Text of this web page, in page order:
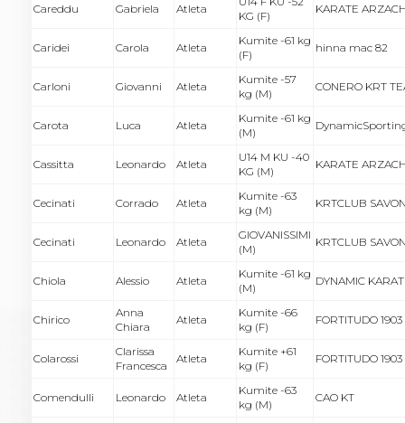
Careddu Gabriela Atleta
KG (F)
KARATE
Caridei Carola Atleta
Kumite -61 kg
(F)
hinna mac 82
Carloni Giovanni Atleta
Kumite -57
kg (M)
CONERO KRT
Carota Luca Atleta
Kumite -61 kg
(M)
Cassitta Leonardo Atleta
U14 M KU -40
KG (M)
KARATE
Cecinati Corrado Atleta
Kumite -63
kg (M)
KRTCLUB
Cecinati Leonardo Atleta
GIOVANISSIMI
(M)
KRTCLUB
Chiola Alessio Atleta
Kumite -61 kg
(M)
DYNAMIC
Chirico
Anna
Chiara
Atleta
Kumite -66
kg (F)
FORTITUDO 1903
Colarossi
Clarissa
Francesca
Atleta
Kumite +61
kg (F)
FORTITUDO 1903
Comendulli Leonardo Atleta
Kumite -63
kg (M)
CAO KT